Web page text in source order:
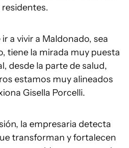
a vivir a Maldonado, sea
tiene la mirada muy puesta
desde la parte de salud,
estamos muy alineados
Gisella Porcelli.
la empresaria detecta
transforman y fortalecen